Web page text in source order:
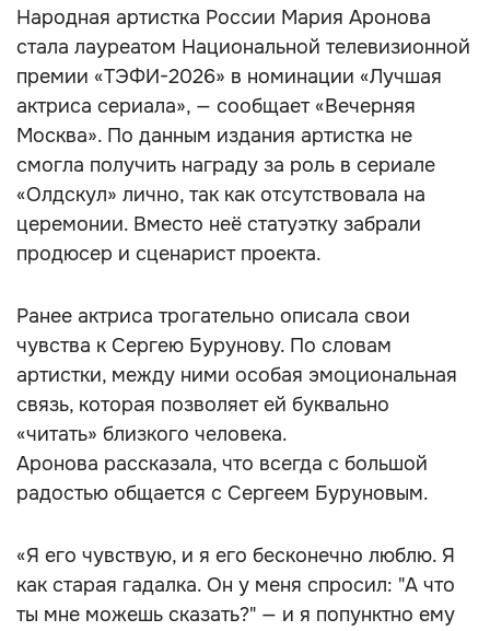
Народная артистка России Мария Аронова
стала лауреатом Национальной телевизионной
премии «ТЭФИ-2026» в номинации «Лучшая
актриса сериала», — сообщает «Вечерняя
Москва». По данным издания артистка не
смогла получить награду за роль в сериале
«Олдскул» лично, так как отсутствовала на
церемонии. Вместо неё статуэтку забрали
продюсер и сценарист проекта.
Ранее актриса трогательно описала свои
чувства к Сергею Бурунову. По словам
артистки, между ними особая эмоциональная
связь, которая позволяет ей буквально
«читать» близкого человека.
Аронова рассказала, что всегда с большой
радостью общается с Сергеем Буруновым.
«Я его чувствую, и я его бесконечно люблю. Я
как старая гадалка. Он у меня спросил: "А что
ты мне можешь сказать?" — и я попунктно ему